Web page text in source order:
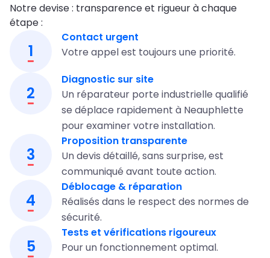
Notre devise : transparence et rigueur à chaque
étape :
1
Contact urgent
Votre appel est toujours une priorité.
2
Diagnostic sur site
Un réparateur porte industrielle qualifié
se déplace rapidement à Neauphlette
pour examiner votre installation.
3
Proposition transparente
Un devis détaillé, sans surprise, est
communiqué avant toute action.
4
Déblocage & réparation
Réalisés dans le respect des normes de
sécurité.
5
Tests et vérifications rigoureux
Pour un fonctionnement optimal.